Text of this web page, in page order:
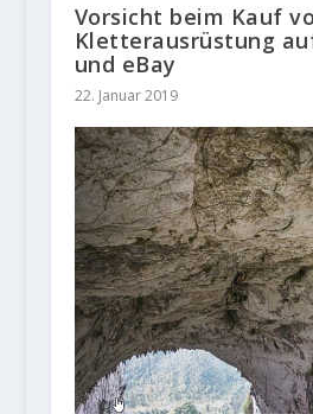
Vorsicht beim Kauf
Kletterausrüstung
und eBay
22. Januar 2019